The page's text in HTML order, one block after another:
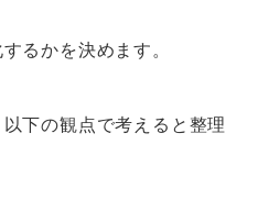
るかを決めます。
下の観点で考えると整理